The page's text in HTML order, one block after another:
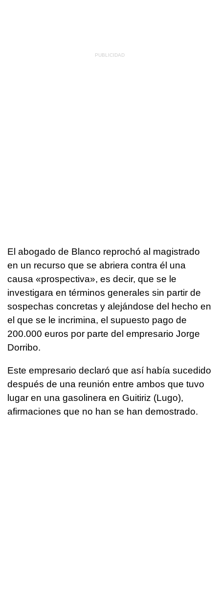
El abogado de Blanco reprochó al magistrado
en un recurso que se abriera contra él una
causa «prospectiva», es decir, que se le
investigara en términos generales sin partir de
sospechas concretas y alejándose del hecho en
el que se le incrimina, el supuesto pago de
200.000 euros por parte del empresario Jorge
Dorribo.
Este empresario declaró que así había sucedido
después de una reunión entre ambos que tuvo
lugar en una gasolinera en Guitiriz (Lugo),
afirmaciones que no han se han demostrado.